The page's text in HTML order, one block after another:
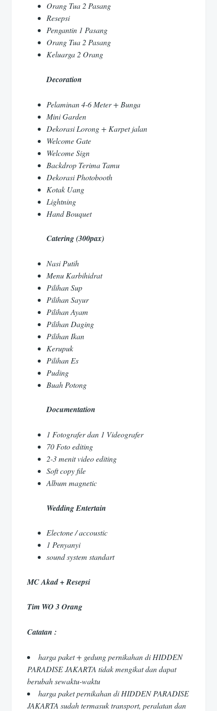
Orang Tua 2 Pasang
Resepsi
Pengantin 1 Pasang
Orang Tua 2 Pasang
Keluarga 2 Orang
Decoration
Pelaminan 4-6 Meter + Bunga
Mini Garden
Dekorasi Lorong + Karpet jalan
Welcome Gate
Welcome Sign
Backdrop Terima Tamu
Dekorasi Photobooth
Kotak Uang
Lightning
Hand Bouquet
Catering (300pax)
Nasi Putih
Menu Karbihidrat
Pilihan Sup
Pilihan Sayur
Pilihan Ayam
Pilihan Daging
Pilihan Ikan
Kerupuk
Pilihan Es
Puding
Buah Potong
Documentation
1 Fotografer dan 1 Videografer
70 Foto editing
2-3 menit video editing
Soft copy file
Album magnetic
Wedding Entertain
Electone / accoustic
1 Penyanyi
sound system standart
MC Akad + Resepsi
Tim WO 3 Orang
Catatan :
harga paket + gedung pernikahan di HIDDEN
PARADISE JAKARTA tidak mengikat dan dapat
berubah sewaktu-waktu
harga paket pernikahan di HIDDEN PARADISE
JAKARTA sudah termasuk transport, peralatan dan